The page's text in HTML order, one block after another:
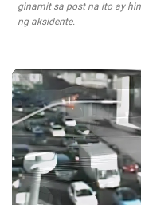
ginamit sa post na ito ay
ng aksidente.